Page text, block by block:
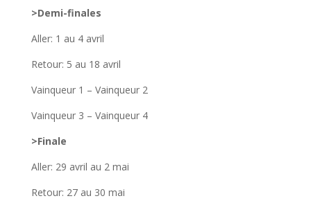
>Demi-finales
Aller: 1 au 4 avril
Retour: 5 au 18 avril
Vainqueur 1 – Vainqueur 2
Vainqueur 3 – Vainqueur 4
>Finale
Aller: 29 avril au 2 mai
Retour: 27 au 30 mai